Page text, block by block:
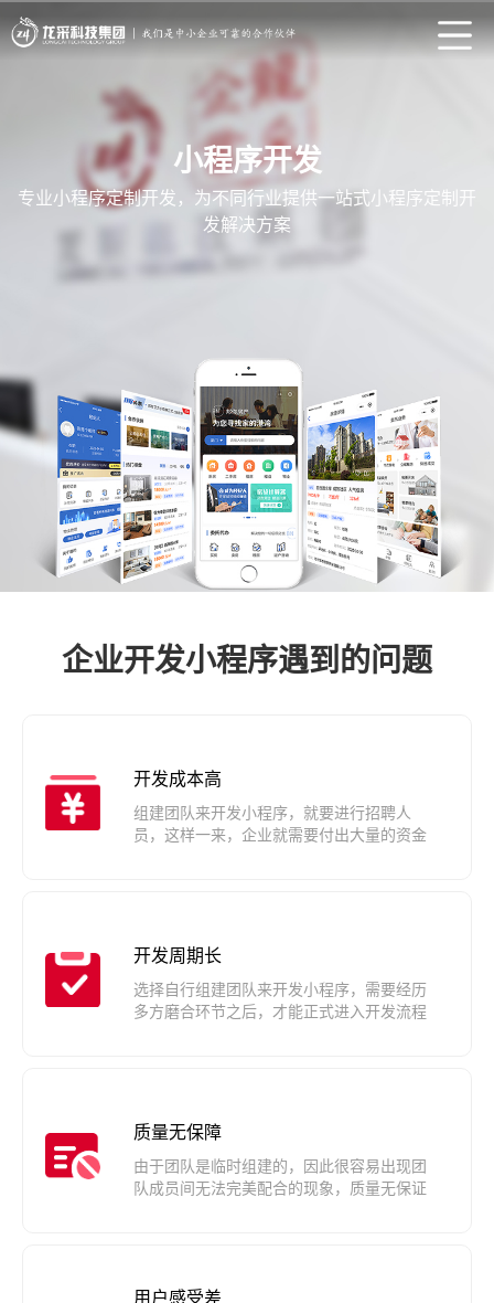
小程序开发
专业小程序定制开发，为不同行业提供一站式小程序定制开
发解决方案
企业开发小程序遇到的问题
开发成本高
组建团队来开发小程序，就要进行招聘人
员，这样一来，企业就需要付出大量的资金
开发周期长
选择自行组建团队来开发小程序，需要经历
多方磨合环节之后，才能正式进入开发流程
质量无保障
由于团队是临时组建的，因此很容易出现团
队成员间无法完美配合的现象，质量无保证
用户感受差